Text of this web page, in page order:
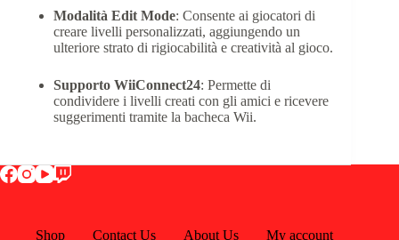
Modalità Edit Mode: Consente ai giocatori di
creare livelli personalizzati, aggiungendo un
ulteriore strato di rigiocabilità e creatività al gioco.
Supporto WiiConnect24: Permette di
condividere i livelli creati con gli amici e ricevere
suggerimenti tramite la bacheca Wii.
Shop Contact Us About Us My account